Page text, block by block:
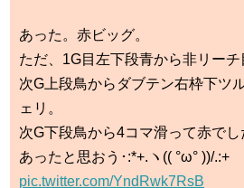
あった。赤ビッグ。
ただ、1G目左下段青から非リーチ
次G上段鳥からダブテン右枠下ツ
ェリ。
次G下段鳥から4コマ滑って赤でし
あったと思おう･:*+.ヽ(( °ω° ))/.:+
pic.twitter.com/YndRwk7RsB